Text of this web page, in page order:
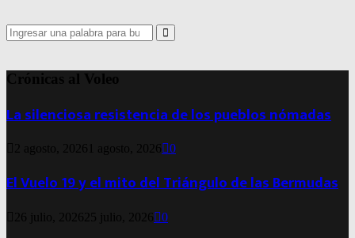
Search
for:
Search
Crónicas al Voleo
La silenciosa resistencia de los pueblos nómadas
2 agosto, 2026 1 agosto, 2026 0
El Vuelo 19 y el mito del Triángulo de las Bermudas
26 julio, 2026 25 julio, 2026 0